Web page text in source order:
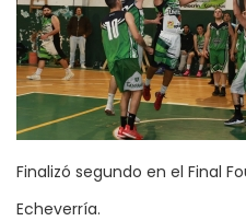
Finalizó segundo en el Final
Echeverría.